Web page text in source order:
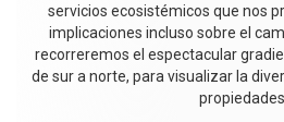
servicios ecosistémicos que nos
implicaciones incluso sobre el
recorreremos el espectacular
de sur a norte, para visualizar la